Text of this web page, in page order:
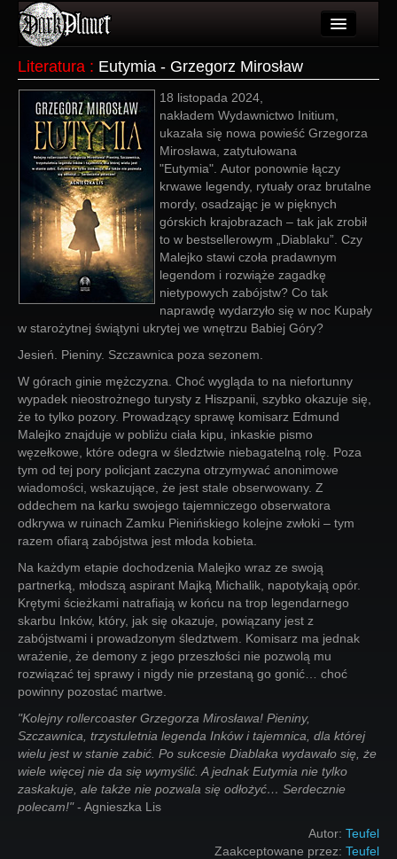
Użytkownicy
Wydarzenia
Galeria
Forum
Więcej
Login
Literatura : Eutymia - Grzegorz Mirosław
18 listopada 2024,
nakładem Wydawnictwo Initium,
ukazała się nowa powieść Grzegorza
Mirosława, zatytułowana
"Eutymia". Autor ponownie łączy
krwawe legendy, rytuały oraz brutalne
mordy, osadzając je w pięknych
górskich krajobrazach – tak jak zrobił
to w bestsellerowym „Diablaku”. Czy
Malejko stawi czoła pradawnym
legendom i rozwiąże zagadkę
nietypowych zabójstw? Co tak
naprawdę wydarzyło się w noc Kupały
w starożytnej świątyni ukrytej we wnętrzu Babiej Góry?
Jesień. Pieniny. Szczawnica poza sezonem.
W górach ginie mężczyzna. Choć wygląda to na niefortunny
wypadek nieostrożnego turysty z Hiszpanii, szybko okazuje się,
że to tylko pozory. Prowadzący sprawę komisarz Edmund
Malejko znajduje w pobliżu ciała kipu, inkaskie pismo
węzełkowe, które odegra w śledztwie niebagatelną rolę. Poza
tym od tej pory policjant zaczyna otrzymywać anonimowe
wiadomości, wskazujące, że jest stale obserwowany. Z
oddechem na karku swojego tajemniczego obserwatora
odkrywa w ruinach Zamku Pienińskiego kolejne zwłoki – tym
razem ofiarą zabójstwa jest młoda kobieta.
Na każdym etapie dochodzenia Malejko wraz ze swoją
partnerką, młodszą aspirant Majką Michalik, napotykają opór.
Krętymi ścieżkami natrafiają w końcu na trop legendarnego
skarbu Inków, który, jak się okazuje, powiązany jest z
zabójstwami i prowadzonym śledztwem. Komisarz ma jednak
wrażenie, że demony z jego przeszłości nie pozwolą mu
rozwiązać tej sprawy i nigdy nie przestaną go gonić… choć
powinny pozostać martwe.
"Kolejny rollercoaster Grzegorza Mirosława! Pieniny,
Szczawnica, trzystuletnia legenda Inków i tajemnica, dla której
wielu jest w stanie zabić. Po sukcesie Diablaka wydawało się, że
wiele więcej nie da się wymyślić. A jednak Eutymia nie tylko
zaskakuje, ale także nie pozwala się odłożyć… Serdecznie
polecam!"- Agnieszka Lis
Autor: Teufel
Zaakceptowane przez: Teufel